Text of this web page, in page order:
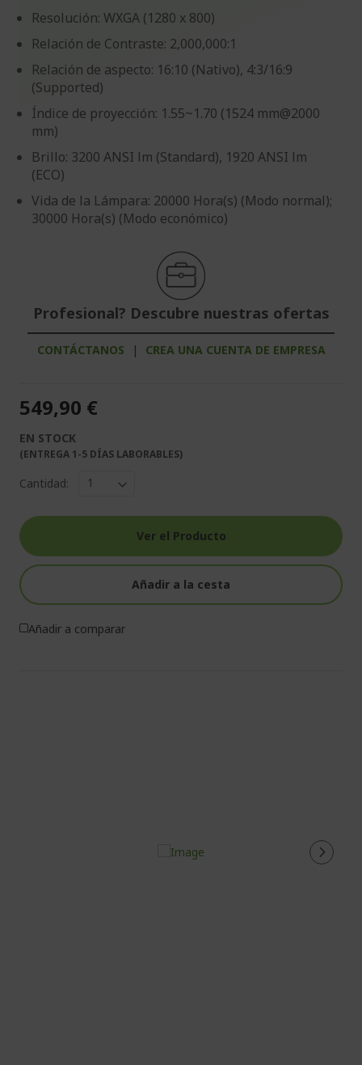
Resolución: WXGA (1280 x 800)
Relación de Contraste: 2,000,000:1
Relación de aspecto: 16:10 (Nativo), 4:3/16:9
(Supported)
Índice de proyección: 1.55~1.70 (1524 mm@2000
mm)
Brillo: 3200 ANSI lm (Standard), 1920 ANSI lm
(ECO)
Vida de la Lámpara: 20000 Hora(s) (Modo normal);
30000 Hora(s) (Modo económico)
Profesional? Descubre nuestras ofertas
CONTÁCTANOS | CREA UNA CUENTA DE EMPRESA
549,90 €
EN STOCK
(ENTREGA 1-5 DÍAS LABORABLES)
Cantidad:
Ver el Producto
Añadir a la cesta
Añadir a comparar